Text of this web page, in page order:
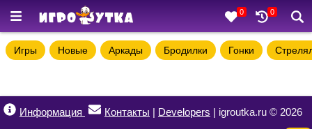
0 0
Игры Новые Аркады Бродилки Гонки
Информация Контакты | Developers | igroutka.ru © 2026